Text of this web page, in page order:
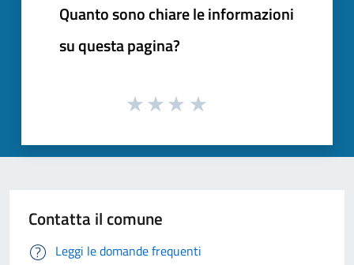
Quanto sono chiare le informazioni
su questa pagina?
Contatta il comune
Leggi le domande frequenti